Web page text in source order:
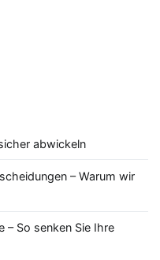
abwickeln
– Warum wir
– So senken Sie Ihre